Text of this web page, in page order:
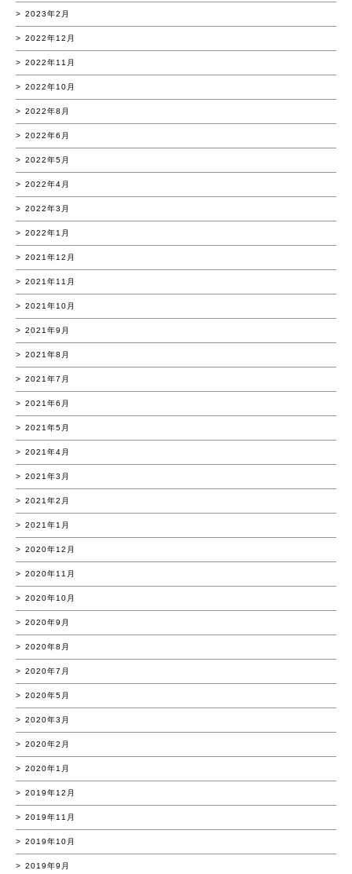
2023年2月
2022年12月
2022年11月
2022年10月
2022年8月
2022年6月
2022年5月
2022年4月
2022年3月
2022年1月
2021年12月
2021年11月
2021年10月
2021年9月
2021年8月
2021年7月
2021年6月
2021年5月
2021年4月
2021年3月
2021年2月
2021年1月
2020年12月
2020年11月
2020年10月
2020年9月
2020年8月
2020年7月
2020年5月
2020年3月
2020年2月
2020年1月
2019年12月
2019年11月
2019年10月
2019年9月